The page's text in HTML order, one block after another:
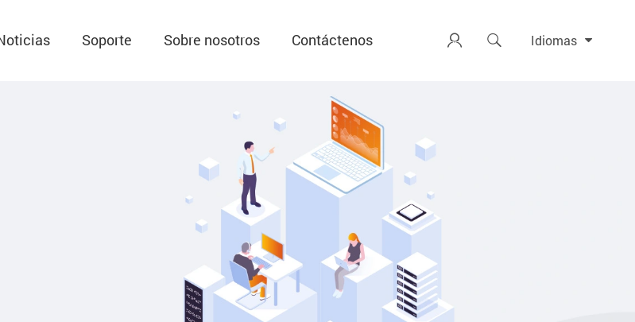
Soporte Sobre nosotros Contáctenos   Idiomas